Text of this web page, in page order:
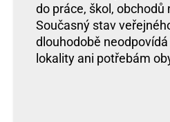
do práce, škol, obchodů
Současný stav
dlouhodobě
lokality ani potřebám